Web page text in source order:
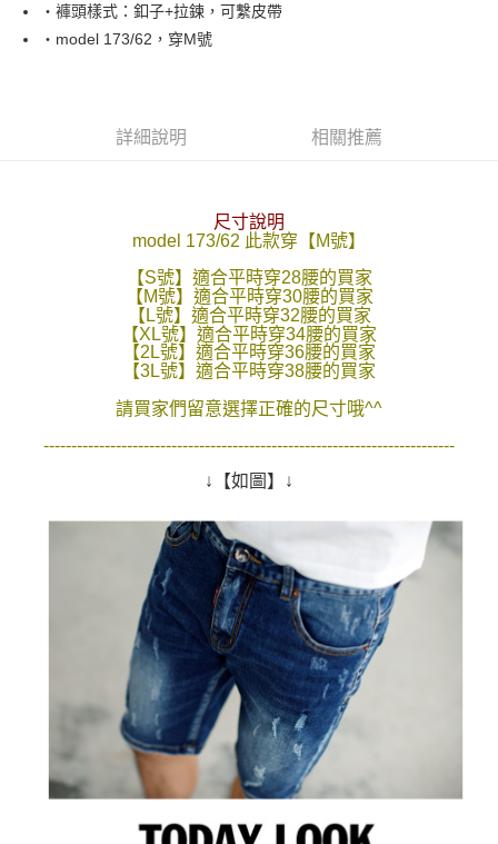
AFTEE先享後付
１．簡單：不需註冊會員、不需綁卡、不需儲值。
【「AFTEE先享後付」結帳流程】
１．於結帳方式選擇「AFTEE先享後付」後，將跳轉至「AFTEE先享後付」
２．訂單成立數日內，您將收到繳費通知簡訊。
３．收到繳費通知簡訊後14天內，點擊此簡訊中的連結，可透過四大超商／
ATM／網路銀行／等多元方式進行付款，方視為交易完成。
※ 請注意：結帳手續完成當下不需立刻繳費，但若您需要取消訂單，請聯絡
購買商品的店家。未經商家同意取消之訂單仍視為有效，需透過AFTEE先享
後付繳納相關費用。
※ 交易是否成功請以「AFTEE先享後付 」之結帳頁面顯示為準，若有關於
客戶支援中心」https://netprotections.freshdesk.com/support/home
易，需依本服務之必要範圍內提供個人資料，並將交易相關給付款項請求債
權轉讓予恩沛科技股份有限公司。
２．關於個人資料處理事宜，請瀏覽以下網址：
https://aftee.tw/terms/#terms3
３．未成年的使用者請事先徵得法定代理人或監護人之同意方可使用
「AFTEE先享後付」，若未經同意申辦者引起之損失，本公司不負相關責
４．使用「AFTEE先享後付」時，將依據個別帳號之用戶狀況，依本公司即
時審查核予不同之上限額度；若仍有額度不足之情形，本公司將視審查結果
請求用戶進行身份認證。
５．嚴禁一人註冊多個帳號或使用他人資訊註冊。若發現惡意使用之情形，
恩沛科技股份有限公司將有權停止該用戶之使用額度並採取法律行動。
每筆NT$80，滿NT$1,800(含以上)免運費
每筆NT$80，滿NT$1,800(含以上)免運費
每筆NT$80，滿NT$1,800(含以上)免運費
先付款後7-11取貨
‧褲頭樣式：釦子+拉鍊，可繫皮帶
‧model 173/62，穿M號
詳細說明 相關推薦
尺寸說明
model 173/62 此款穿【M號】
【S號】適合平時穿28腰的買家
【M號】適合平時穿30腰的買家
【L號】適合平時穿32腰的買家
【XL號】適合平時穿34腰的買家
【2L號】適合平時穿36腰的買家
【3L號】適合平時穿38腰的買家
請買家們留意選擇正確的尺寸哦^^
--------------------------------------------------------------------------
↓【如圖】↓